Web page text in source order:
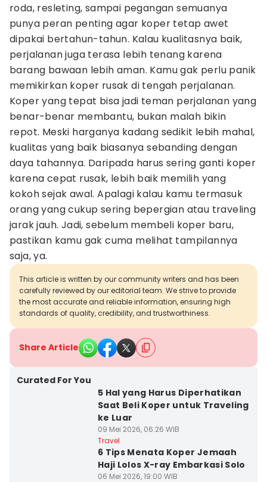
roda, resleting, sampai pegangan semuanya
punya peran penting agar koper tetap awet
dipakai bertahun-tahun. Kalau kualitasnya baik,
perjalanan juga terasa lebih tenang karena
barang bawaan lebih aman. Kamu gak perlu panik
memikirkan koper rusak di tengah perjalanan.
Koper yang tepat bisa jadi teman perjalanan yang
benar-benar membantu, bukan malah bikin
repot. Meski harganya kadang sedikit lebih mahal,
kualitas yang baik biasanya sebanding dengan
daya tahannya. Daripada harus sering ganti koper
karena cepat rusak, lebih baik memilih yang
kokoh sejak awal. Apalagi kalau kamu termasuk
orang yang cukup sering bepergian atau traveling
jarak jauh. Jadi, sebelum membeli koper baru,
pastikan kamu gak cuma melihat tampilannya
saja, ya.
This article is written by our community writers and has been
carefully reviewed by our editorial team. We strive to provide
the most accurate and reliable information, ensuring high
standards of quality, credibility, and trustworthiness.
Share Article
Curated For You
5 Hal yang Harus Diperhatikan
Saat Beli Koper untuk Traveling
ke Luar
09 Mei 2026, 06:26 WIB
Travel
6 Tips Menata Koper Jemaah
Haji Lolos X-ray Embarkasi Solo
06 Mei 2026, 19:00 WIB